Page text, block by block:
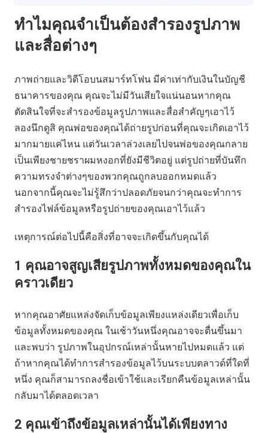
ทำไมคุณจำเป็นต้องสำรองรูปภาพ
และสื่อต่างๆ
ภาพถ่ายและวิดีโอบนสมาร์ทโฟน มีค่าเท่ากับเงินในบัญชี
ธนาคารของคุณ คุณจะไม่มีวันเสียใจแน่นอนหากคุณ
ตัดสินใจที่จะสำรองข้อมูลรูปภาพและสื่อสำคัญๆเอาไว้
ลองนึกดูสิ คุณพ่อของคุณได้ถ่ายรูปก่อนที่คุณจะเกิดเอาไว้
มากมายแค่ไหน แต่วันเวลาล่วงเลยไปจนพ่อของคุณกลาย
เป็นเพียงชายชราผมหงอกที่ยังมีชีวิตอยู่ แต่รูปถ่ายที่บันทึก
ความทรงจำต่างๆของพวกคุณถูกลบออกหมดแล้ว
นอกจากนี้คุณจะไม่รู้สึกว่าปลอดภัยจนกว่าคุณจะทำการ
สำรองไฟล์ข้อมูลหรือรูปถ่ายของคุณเอาไว้แล้ว
เหตุการณ์ต่อไปนี้คือสิ่งที่อาจจะเกิดขึ้นกับคุณได้
1 คุณอาจสูญเสียรูปภาพทั้งหมดของคุณใน
คราวเดียว
หากคุณอาศัยแหล่งจัดเก็บข้อมูลเพียงแหล่งเดียวเพื่อเก็บ
ข้อมูลทั้งหมดของคุณ ในเช้าวันหนึ่งคุณอาจจะตื่นขึ้นมา
และพบว่า รูปภาพในอุปกรณ์เหล่านั้นหายไปหมดแล้ว แต่
ถ้าหากคุณได้ทำการสำรองข้อมูลไว้บนระบบตลาวด์ที่ใดที่
หนึ่ง คุณก็สามารถลงชื่อเข้าใช้และเรียกคืนข้อมูลเหล่านั้น
กลับมาได้ตลอดเวลา
2 คุณเข้าถึงข้อมูลเหล่านั้นได้เพียงทาง